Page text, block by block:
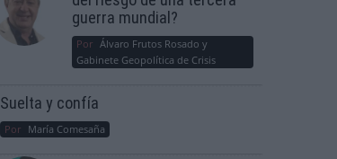
guerra mundial?
Por Álvaro Frutos Rosado y
Gabinete Geopolítica de Crisis
Suelta y confía
Por María Comesaña